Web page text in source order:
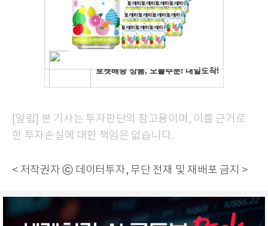
[알림] 본 기사는 투자판단의 참고용이며, 이를 근거로
한 투자손실에 대한 책임은 없습니다.
< 저작권자 ⓒ 데이터투자, 무단 전재 및 재배포 금지 >